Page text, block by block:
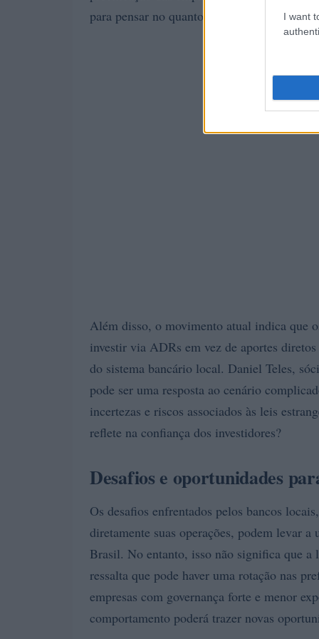
I want
para pensar no quanto isso pode impactar a
Além disso, o movimento atual indica que
investir via ADRs em vez de aportes
do sistema bancário local. Daniel Teles,
pode ser uma resposta ao cenário
incertezas e riscos associados às leis
reflete na confiança dos investidores?
Desafios e oportunidades
Os desafios enfrentados pelos bancos
diretamente suas operações, podem levar
Brasil. No entanto, isso não significa que
ressalta que pode haver uma rotação nas
empresas com governança forte e menor
comportamento poderá trazer novas